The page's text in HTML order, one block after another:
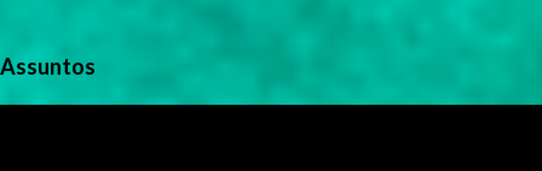
Assuntos